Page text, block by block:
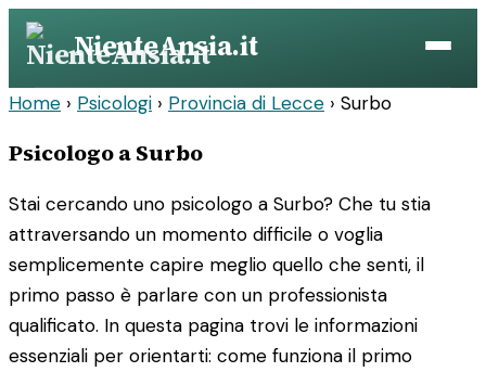
Vai
contenuto
NienteAnsia.it
Home › Psicologi › Provincia di Lecce › Surbo
Psicologo a Surbo
Stai cercando uno psicologo a Surbo? Che tu stia
attraversando un momento difficile o voglia
semplicemente capire meglio quello che senti, il
primo passo è parlare con un professionista
qualificato. In questa pagina trovi le informazioni
essenziali per orientarti: come funziona il primo